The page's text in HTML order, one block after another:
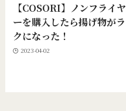
【COSORI】ノンフライヤ
ーを購入したら揚げ物がラ
クになった！
2023-04-02